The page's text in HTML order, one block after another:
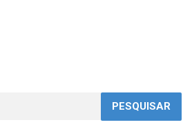
PESQUISAR